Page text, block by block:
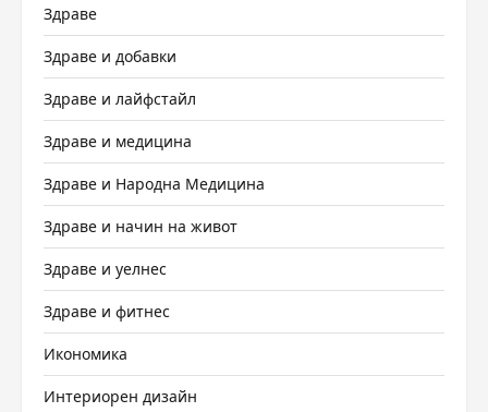
Здраве
Здраве и добавки
Здраве и лайфстайл
Здраве и медицина
Здраве и Народна Медицина
Здраве и начин на живот
Здраве и уелнес
Здраве и фитнес
Икономика
Интериорен дизайн